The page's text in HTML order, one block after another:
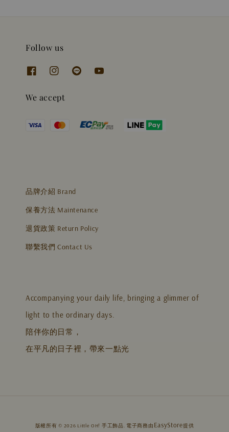
Follow us
We accept
品牌介紹 Brand
保養方法 Maintenance
退貨政策 Return Policy
聯繫我們 Contact Us
Accompanying your daily life, bringing a glimmer of
light to the ordinary days.
陪伴你的日常，
在平凡的日子裡，帶來一點光
版權所有 © 2026 Little OH! 手工飾品. 電子商務由 EasyStore提供